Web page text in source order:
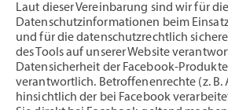
Laut dieser Vereinbarung sind wir für
Datenschutzinformationen beim
und für die datenschutzrechtlich
des Tools auf unserer Website
Datensicherheit der Facebook-
verantwortlich. Betroffenenrechte (z. B.
hinsichtlich der bei Facebook